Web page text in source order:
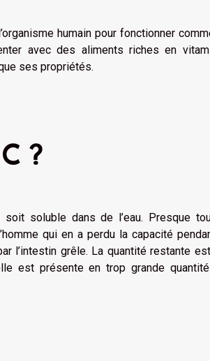
humain pour fonctionner
avec des aliments riches en
ses propriétés.
?
soluble dans de l’eau. Presque
qui en a perdu la capacité
l’intestin grêle. La quantité restante
est présente en trop grande